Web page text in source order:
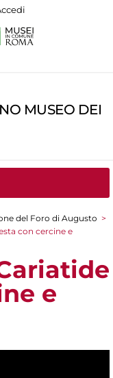
MUSEO DEI
del Foro di Augusto >
con cercine e
e